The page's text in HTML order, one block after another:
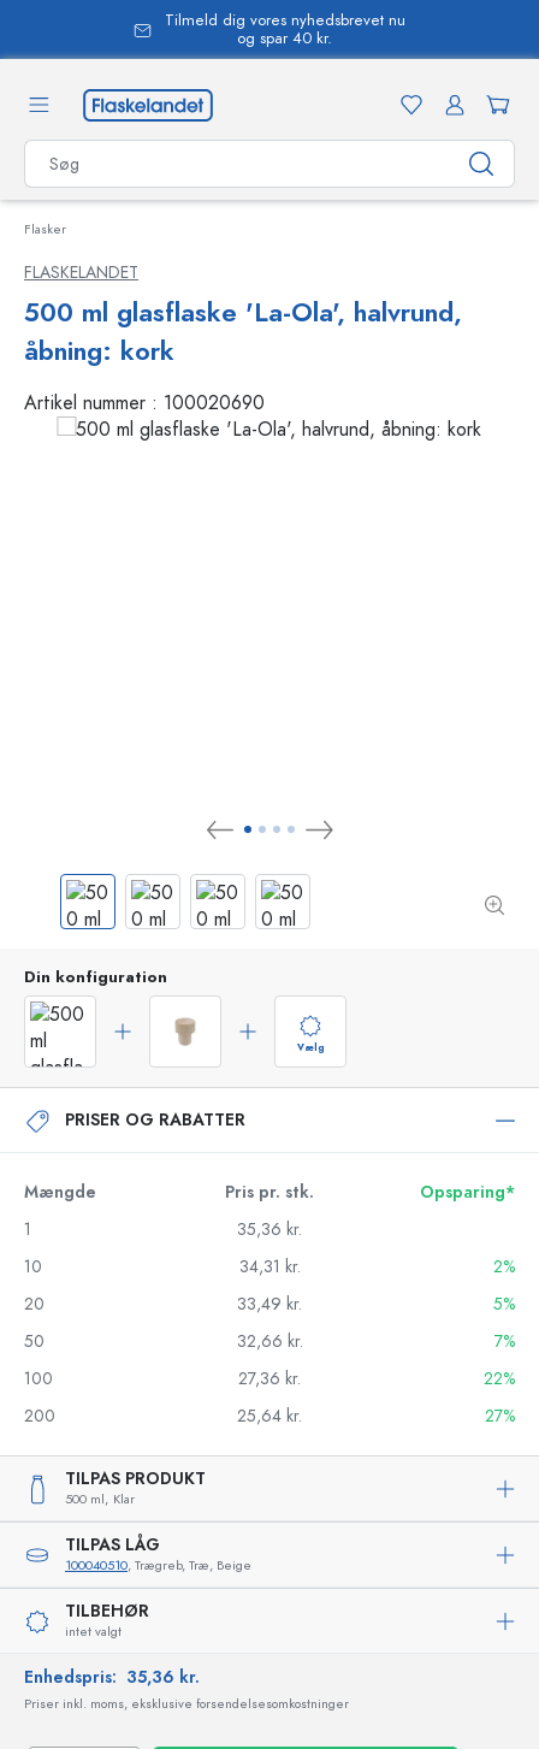
Tilmeld dig vores nyhedsbrevet nu
og spar 40 kr.
Flasker
FLASKELANDET
500 ml glasflaske 'La-Ola', halvrund,
åbning: kork
Artikel nummer : 100020690
Din konfiguration
Vælg
PRISER OG RABATTER
Mængde Pris pr. stk.
Opsparing*
1
35,36 kr.
10
34,31 kr.
2%
20
33,49 kr.
5%
50
32,66 kr.
7%
100
27,36 kr.
22%
200
25,64 kr. 27%
TILPAS PRODUKT
500 ml, Klar
TILPAS LÅG
100040510, Trægreb, Træ, Beige
TILBEHØR
intet valgt
Enhedspris: 35,36 kr.
Priser inkl. moms, eksklusive forsendelsesomkostninger